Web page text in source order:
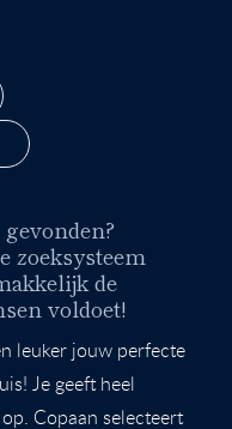
zoeksysteem
de
voldoet!
leuker jouw perfecte
Je geeft heel
Copaan selecteert